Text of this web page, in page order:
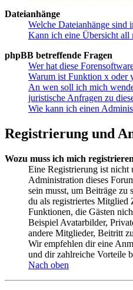
Dateianhänge
Welche Dateianhänge sind
Kann ich eine Übersicht all
phpBB betreffende Fragen
Wer hat diese
Warum ist Funktion x oder
An wen soll ich mich
juristische Anfragen zu
Wie kann ich einen
Registrierung und
Wozu muss ich mich
Eine Registrierung ist
Administration dieses
sein musst, um Beiträge zu
du als registriertes Mitglied
Funktionen, die Gästen
Beispiel Avatarbilder,
andere Mitglieder, Beitritt
Wir empfehlen dir eine
und dir zahlreiche Vorteile
Nach oben